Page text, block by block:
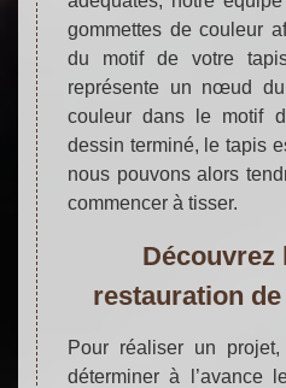
gommettes de couleur
du motif de votre
représente un nœud
couleur dans le motif
dessin terminé, le tapis
nous pouvons alors
commencer à tisser.
Découvrez
restauration
Pour réaliser un
déterminer à l’avance